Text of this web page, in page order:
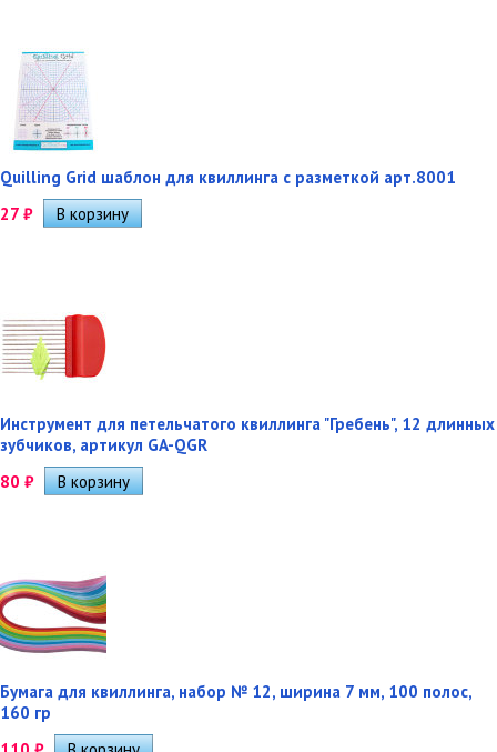
Quilling Grid шаблон для квиллинга с разметкой арт.8001
27 ₽
Инструмент для петельчатого квиллинга "Гребень", 12 длинных
зубчиков, артикул GA-QGR
80 ₽
Бумага для квиллинга, набор № 12, ширина 7 мм, 100 полос,
160 гр